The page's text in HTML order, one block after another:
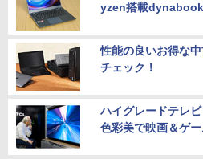
yzen搭載
性能の良いお得な
チェック！
ハイグレードテレ
色彩美で映画＆ゲ